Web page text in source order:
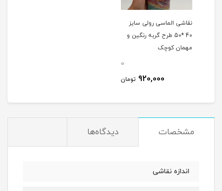
نقاشی الماسی رولی سایز
40 *50 طرح گربه رنگین و
مهمان کوچک
0
920,000 تومان
مشخصات دیدگاه‌ها
اندازه نقاشی